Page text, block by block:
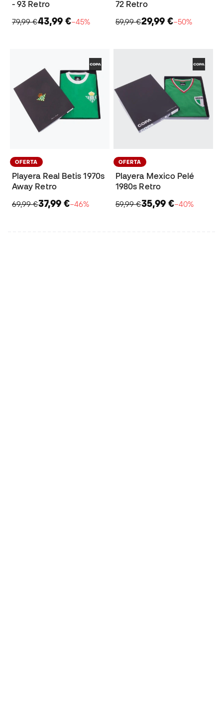
- 93 Retro
79,99 €43,99 €−45%
72 Retro
59,99 €29,99 €−50%
OFERTA
Playera Real Betis 1970s
Away Retro
69,99 €37,99 €−46%
OFERTA
Playera Mexico Pelé
1980s Retro
59,99 €35,99 €−40%